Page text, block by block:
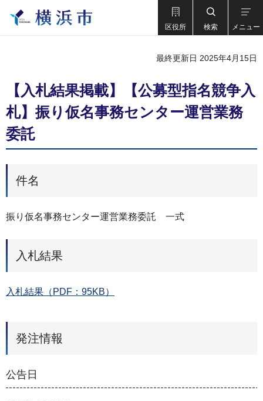
区役所 検索 メニュー
最終更新日 2025年4月15日
【入札結果掲載】【公募型指名競争入
札】振り仮名事務センター運営業務
委託
件名
振り仮名事務センター運営業務委託 一式
入札結果
入札結果（PDF：95KB）
発注情報
公告日